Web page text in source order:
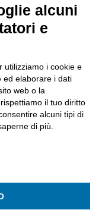
informazione o
alcuni
e
utilizziamo i cookie e
ed elaborare i dati
web o la
il tuo diritto
alcuni tipi di
di più.